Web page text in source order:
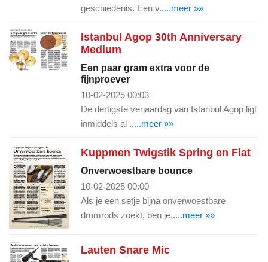
geschiedenis. Een v.....meer »»
Istanbul Agop 30th Anniversary
Medium
Een paar gram extra voor de
fijnproever
10-02-2025 00:03
De dertigste verjaardag van Istanbul Agop ligt
inmiddels al .....meer »»
Kuppmen Twigstik Spring en Flat
Onverwoestbare bounce
10-02-2025 00:00
Als je een setje bijna onverwoestbare
drumrods zoekt, ben je.....meer »»
Lauten Snare Mic